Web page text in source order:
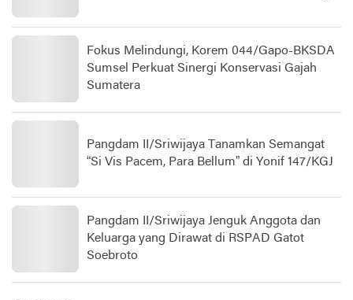
Fokus Melindungi, Korem 044/Gapo-BKSDA
Sumsel Perkuat Sinergi Konservasi Gajah
Sumatera
Pangdam II/Sriwijaya Tanamkan Semangat
“Si Vis Pacem, Para Bellum” di Yonif 147/KGJ
Pangdam II/Sriwijaya Jenguk Anggota dan
Keluarga yang Dirawat di RSPAD Gatot
Soebroto​